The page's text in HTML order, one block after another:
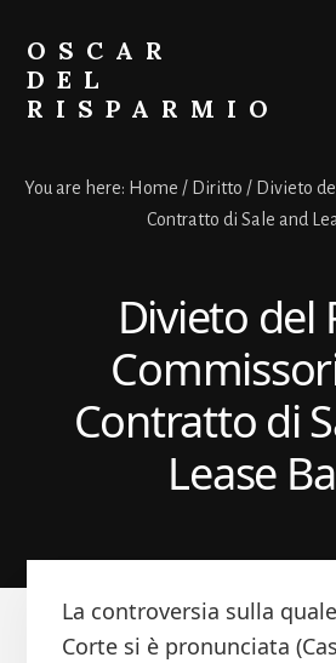
primary
sidebar
content
OSCAR
DEL
RISPARMIO
You are here: Home / Diritto / Divieto
Contratto di Sale and
Divieto del
Contratto di
Lease
La controversia sulla
Corte si è pronunciata